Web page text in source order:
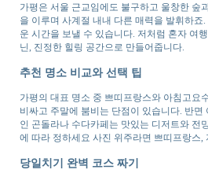
가평은 서울 근교임에도 불구하고 울창한 숲
을 이루며 사계절 내내 다른 매력을 발휘하
운 시간을 보낼 수 있습니다. 저처럼 혼자 여
닌, 진정한 힐링 공간으로 만들어줍니다.
추천 명소 비교와 선택 팁
가평의 대표 명소 중 쁘띠프랑스와 아침고요
비싸고 주말에 붐비는 단점이 있습니다. 반
인 곤돌라나 수다카페는 맛있는 디저트와 전
에 따라 정하세요 사진 위주라면 쁘띠프랑스
당일치기 완벽 코스 짜기